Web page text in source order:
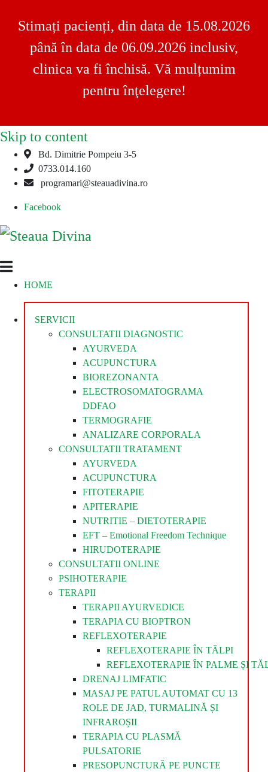
Stimați pacienți, din data de 15.08.2026
până în data de 06.09.2026 inclusiv,
clinica va fi închisă. Vă mulțumim
pentru înţelegere!
Skip to content
Bd. Dimitrie Pompeiu 3-5
0733.014.160
programari@steauadivina.ro
Facebook
Steaua
Divina
Clinica
SteauaHOME
SERVICII
CONSULTATII DIAGNOSTIC
AYURVEDA
ACUPUNCTURA
BIOREZONANTA
ELECTROSOMATOGRAMA
DDFAO
TERMOGRAFIE
ANALIZARE CORPORALA
CONSULTATII TRATAMENT
AYURVEDA
ACUPUNCTURA
FITOTERAPIE
APITERAPIE
NUTRITIE – DIETOTERAPIE
EFT – Emotional Freedom Technique
HIRUDOTERAPIE
CONSULTATII ONLINE
PSIHOTERAPIE
TERAPII
TERAPII AYURVEDICE
TERAPIA CU BIOPTRON
REFLEXOTERAPIE
REFLEXOTERAPIE ÎN TĂLPI
REFLEXOTERAPIE ÎN PALME ȘI
DRENAJ LIMFATIC
MASAJ PE PATUL AUTOMAT CU 13
ROLE DE JAD, TURMALINĂ ȘI
INFRAROȘII
TERAPIA CU PLASMĂ
PULSATORIE
PRESOPUNCTURĂ PE PUNCTE